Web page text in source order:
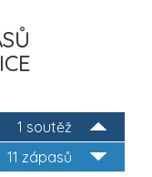
1 soutěž
11 zápasů